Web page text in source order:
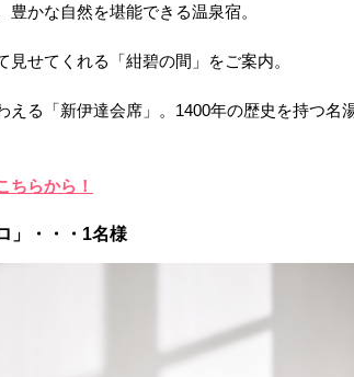
かな自然を堪能できる温泉宿。
せてくれる「紺碧の間」をご案内。
る「新伊達会席」。1400年の歴史を持つ名
ちらから！
」・・・1名様